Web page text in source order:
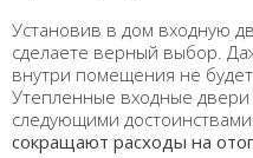
Установив в дом входную
сделаете верный выбор.
внутри помещения не
Утепленные входные
следующими
сокращают расходы на